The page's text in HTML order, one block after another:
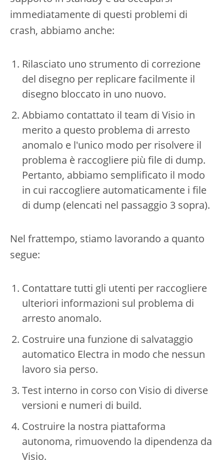
immediatamente di questi problemi di
crash, abbiamo anche:
Rilasciato uno strumento di correzione
del disegno per replicare facilmente il
disegno bloccato in uno nuovo.
Abbiamo contattato il team di Visio in
merito a questo problema di arresto
anomalo e l'unico modo per risolvere il
problema è raccogliere più file di dump.
Pertanto, abbiamo semplificato il modo
in cui raccogliere automaticamente i file
di dump (elencati nel passaggio 3 sopra).
Nel frattempo, stiamo lavorando a quanto
segue:
Contattare tutti gli utenti per raccogliere
ulteriori informazioni sul problema di
arresto anomalo.
Costruire una funzione di salvataggio
automatico Electra in modo che nessun
lavoro sia perso.
Test interno in corso con Visio di diverse
versioni e numeri di build.
Costruire la nostra piattaforma
autonoma, rimuovendo la dipendenza da
Visio.